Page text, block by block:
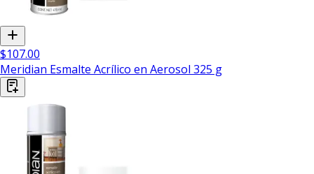
$107.00
Meridian Esmalte Acrílico en Aerosol 325 g